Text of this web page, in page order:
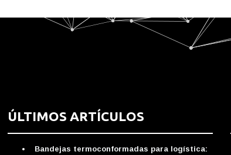
ÚLTIMOS ARTÍCULOS
Bandejas termoconformadas para logística: